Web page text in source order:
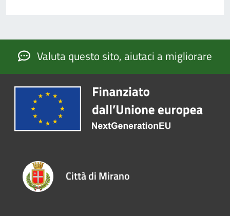
Valuta questo sito, aiutaci a migliorare
Città di Mirano